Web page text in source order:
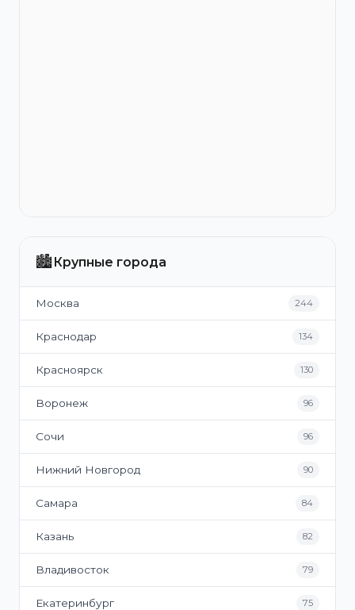
🏙️Крупные города
Москва 244
Краснодар 134
Красноярск 130
Воронеж 96
Сочи 96
Нижний Новгород 90
Самара 84
Казань 82
Владивосток 79
Екатеринбург 75